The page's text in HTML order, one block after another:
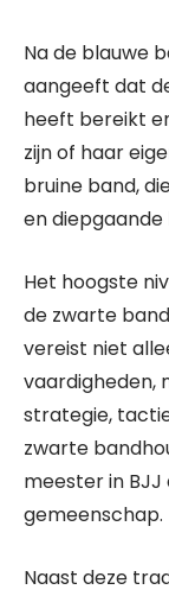
Na de blauwe
aangeeft dat
heeft bereikt
zijn of haar
bruine band,
en
Het hoogste
de zwarte
vereist niet
vaardigheden,
strategie,
zwarte
meester in
gemeenschap.
Naast deze